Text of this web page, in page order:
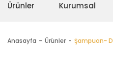
Ürünler Kurumsal
Anasayfa Ürünler Şampuan-